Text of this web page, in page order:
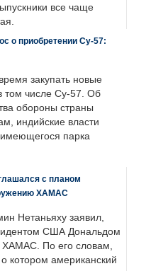
все чаще
о приобретении Су-57:
закупать новые
том числе Су-57. Об
обороны страны
индийские власти
парка
с планом
ХАМАС
Нетаньяху заявил,
США Дональдом
ХАМАС. По его словам,
котором американский